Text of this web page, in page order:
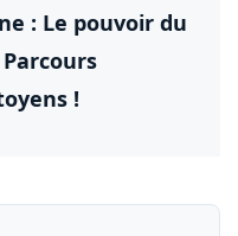
: Le pouvoir du
!